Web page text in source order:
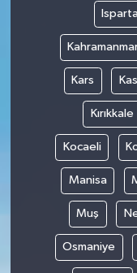
Kars
Kırıkkale
Kocaeli
Manisa
Muş
Osmaniye